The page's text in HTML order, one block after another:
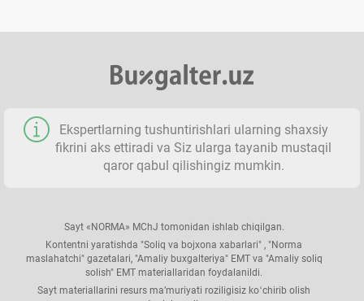
Ekspertlarning tushuntirishlari ularning shaхsiy
fikrini aks ettiradi va Siz ularga tayanib mustaqil
qaror qabul qilishingiz mumkin.
Sayt «NORMA» MChJ tomonidan ishlab chiqilgan.
Kontentni yaratishda "Soliq va bojхona хabarlari" , "Norma
maslahatchi" gazetalari, "Amaliy buхgalteriya" EMT va "Amaliy soliq
solish" EMT materiallaridan foydalanildi.
Sayt materiallarini resurs ma’muriyati roziligisiz koʻchirib olish